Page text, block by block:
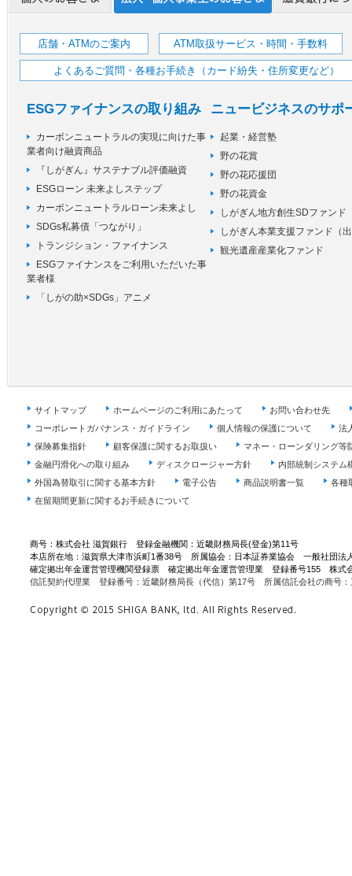
店舗・ATMのご案内 ATM取扱サービス・時間・手数料
よくあるご質問・各種お手続き（カード紛失・住所変更など）
ESGファイナンスの取り組み
カーボンニュートラルの実現に向けた事
業者向け融資商品
『しがぎん』サステナブル評価融資
ESGローン 未来よしステップ
カーボンニュートラルローン未来よし
SDGs私募債「つながり」
トランジション・ファイナンス
ESGファイナンスをご利用いただいた事
業者様
「しがの助×SDGs」アニメ
ニュービジネスのサポ
起業・経営塾
野の花賞
野の花応援団
野の花資金
しがぎん地方創生SDファンド
しがぎん本業支援ファンド（
観光遺産産業化ファンド
サイトマップ ホームページのご利用にあたって
お問い合わせ先
コーポレートガバナンス・ガイドライン
個人情報の保護について
法
保険募集指針
顧客保護に関するお取扱い
マネー・ローンダリング等
金融円滑化への取り組み
ディスクロージャー方針
内部統制システム
外国為替取引に関する基本方針
電子公告 商品説明書一覧
各種
在留期間更新に関するお手続きについて
商号：株式会社 滋賀銀行 登録金融機関：近畿財務局長(登金)第11号
本店所在地：滋賀県大津市浜町1番38号 所属協会：日本証券業協会 一般社団法
確定拠出年金運営管理機関登録票 確定拠出年金運営管理業 登録番号155 株式
信託契約代理業 登録番号：近畿財務局長（代信）第17号 所属信託会社の商号